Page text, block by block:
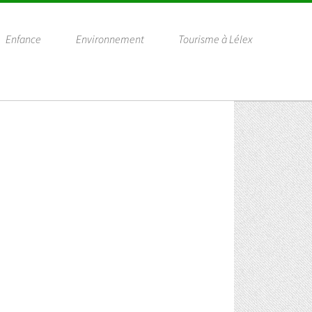
Enfance Environnement Tourisme à Lélex